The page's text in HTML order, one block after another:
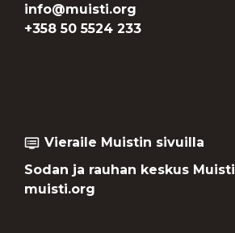
info@muisti.org
+358 50 5524 233
dvr Vieraile Muistin sivuilla
Sodan ja rauhan keskus Muisti
muisti.org